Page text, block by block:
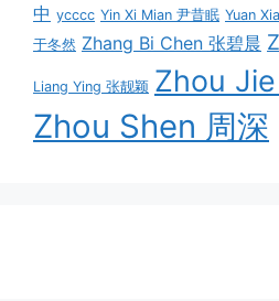
中 ycccc Yin Xi Mian 尹昔眠 Yuan
于冬然 Zhang Bi Chen 张碧晨
Liang Ying 张靓颖 Zhou
Zhou Shen 周深